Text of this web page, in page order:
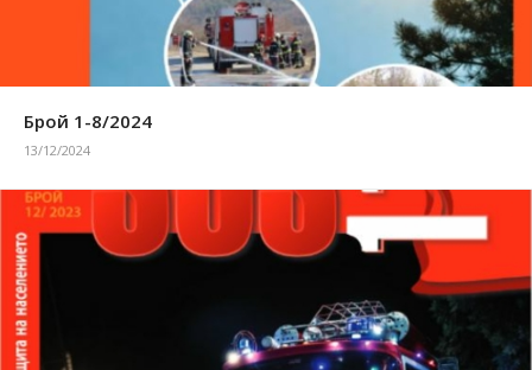
Брой 1-8/2024
13/12/2024